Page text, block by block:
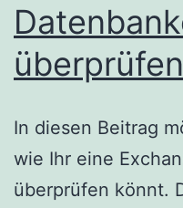
überprüfen
In diesen Beitrag
wie Ihr eine
überprüfen könnt.